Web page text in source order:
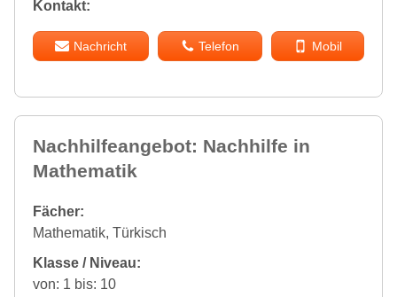
Kontakt:
Nachricht Telefon Mobil
Nachhilfeangebot: Nachhilfe in
Mathematik
Fächer:
Mathematik, Türkisch
Klasse / Niveau:
von: 1 bis: 10